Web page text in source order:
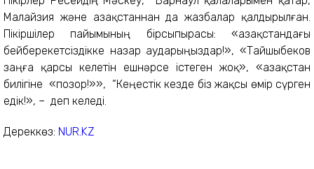
Малайзия және Қазақстаннан да жазбалар қалдырылған.
Пікіршілер пайымының бірсыпырасы: «Қазақстандағы
бейберекетсіздікке назар аударыңыздар!», «Тайшыбеков
заңға қарсы келетін ешнәрсе істеген жоқ», «Қазақстан
билігіне «позор!»», “Кеңестік кезде біз жақсы өмір сүрген
едік!», – деп келеді.
Дереккөз: NUR.KZ